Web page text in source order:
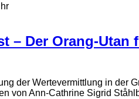
– Der Orang-
der Wertevermittlung in der
von Ann-Cathrine Sigrid